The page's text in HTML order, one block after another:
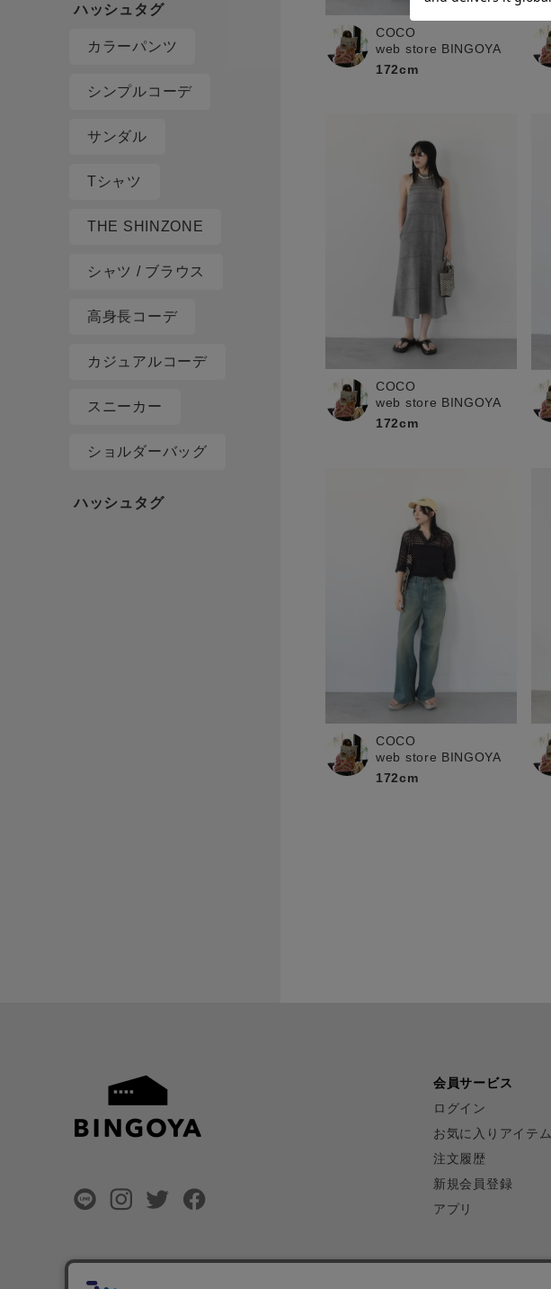
カラーパンツ
シンプルコーデ
サンダル
Tシャツ
THE SHINZONE
シャツ / ブラウス
高身長コーデ
カジュアルコーデ
スニーカー
ショルダーバッグ
COCO
web store BINGOYA
172cm
COCO
web store BINGOYA
172cm
COCO
web store BINGOYA
172cm
会員サービス
ログイン
お気に入りアイテム
注文履歴
新規会員登録
アプリ